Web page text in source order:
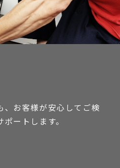
、お客様が安心してご検
ートします。